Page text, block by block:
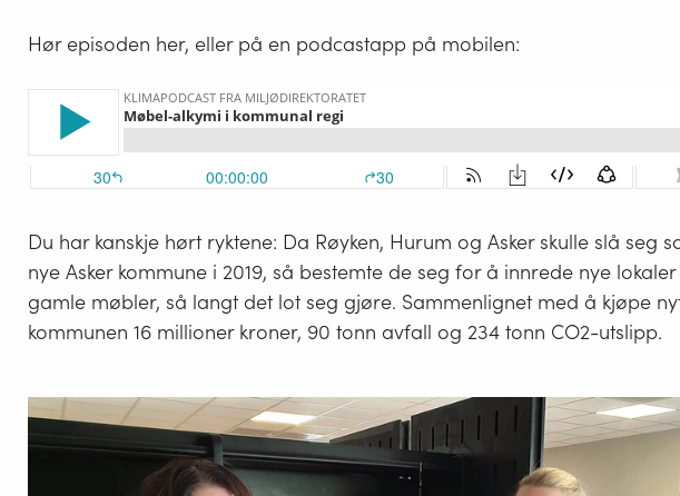
Hør episoden her, eller på en podcastapp på mobilen:
Du har kanskje hørt ryktene: Da Røyken, Hurum og Asker skulle slå seg
nye Asker kommune i 2019, så bestemte de seg for å innrede nye
gamle møbler, så langt det lot seg gjøre. Sammenlignet med å kjøpe
kommunen 16 millioner kroner, 90 tonn avfall og 234 tonn CO2-utslipp.